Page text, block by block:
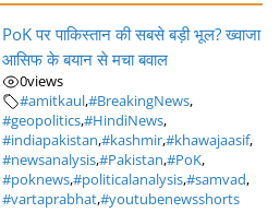
PoK पर पाकिस्तान की सबसे बड़ी भूल? ख्वाजा
आसिफ के बयान से मचा बवाल
0views
#amitkaul,#BreakingNews,
#geopolitics,#HindiNews,
#indiapakistan,#kashmir,#khawajaasif,
#newsanalysis,#Pakistan,#PoK,
#poknews,#politicalanalysis,#samvad,
#vartaprabhat,#youtubenewsshorts